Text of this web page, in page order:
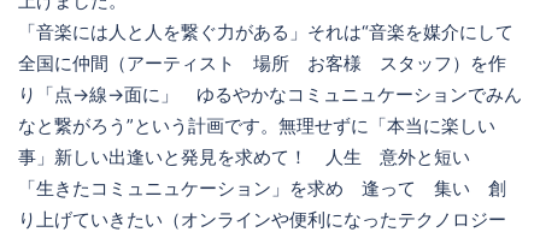
「音楽には人と人を繋ぐ力がある」それは“音楽を媒介にして
全国に仲間（アーティスト 場所 お客様 スタッフ）を作
り「点→線→面に」 ゆるやかなコミュニュケーションでみん
なと繋がろう”という計画です。無理せずに「本当に楽しい
事」新しい出逢いと発見を求めて！ 人生 意外と短い
「生きたコミュニュケーション」を求め 逢って 集い 創
り上げていきたい（オンラインや便利になったテクノロジー